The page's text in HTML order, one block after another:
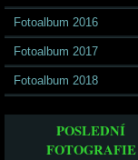
Fotoalbum 2016
Fotoalbum 2017
Fotoalbum 2018
POSLEDNÍ
FOTOGRAFIE